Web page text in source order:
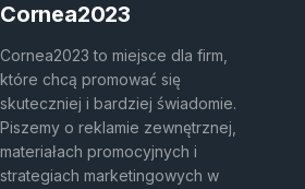
Cornea2023
Cornea2023 to miejsce dla firm,
które chcą promować się
skuteczniej i bardziej świadomie.
Piszemy o reklamie zewnętrznej,
materiałach promocyjnych i
strategiach marketingowych w